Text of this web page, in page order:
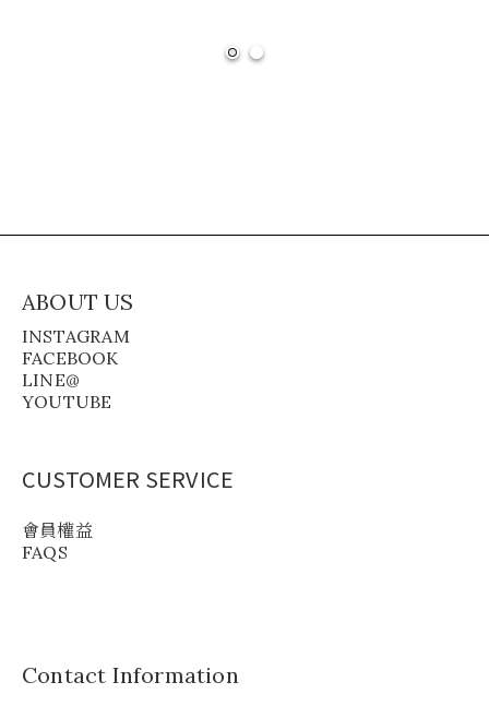
ABOUT US
INSTAGRAM
FACEBOOK
LINE@
YOUTUBE
CUSTOMER SERVICE
會員權益
FAQS
Contact Information